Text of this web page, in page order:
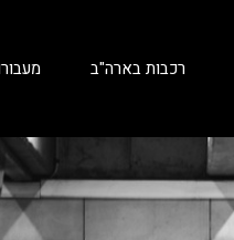
רכבות בארה"ב